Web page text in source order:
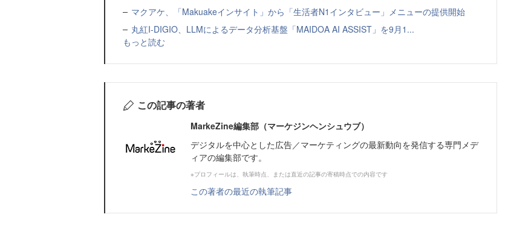
マクアケ、「Makuakeインサイト」から「生活者N1インタビュー」メニューの提供開始
丸紅I-DIGIO、LLMによるデータ分析基盤「MAIDOA AI ASSIST」を9月1...
もっと読む
この記事の著者
MarkeZine編集部（マーケジンヘンシュウブ）
デジタルを中心とした広告／マーケティングの最新動向を発信する専門メデ
ィアの編集部です。
※プロフィールは、執筆時点、または直近の記事の寄稿時点での内容です
この著者の最近の執筆記事